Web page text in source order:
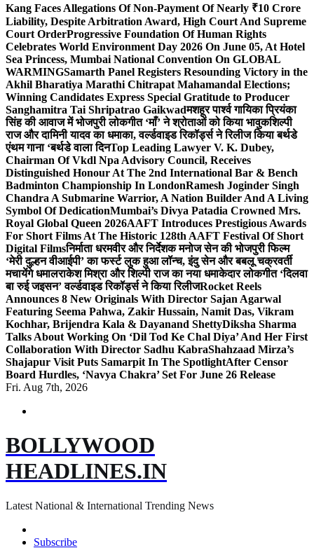
Kang Faces Allegations Of Non-Payment Of Nearly ₹10 Crore
Liability, Despite Arbitration Award, High Court And Supreme
Court OrderProgressive Foundation Of Human Rights
Celebrates World Environment Day 2026 On June 05, At Hotel
Sea Princess, Mumbai National Convention On GLOBAL
WARMINGSamarth Panel Registers Resounding Victory in the
Akhil Bharatiya Marathi Chitrapat Mahamandal Elections;
Winning Candidates Express Special Gratitude to Producer
Sanghamitra Tai Shripatrao Gaikwadमशहूर पार्श्व गायिका प्रियंका
सिंह की आवाज में भोजपुरी लोकगीत ‘माँ’ ने श्रोताओं को किया भावुकशिल्पी
राज और दामिनी यादव का धमाका, वर्ल्डवाइड रिकॉर्ड्स ने रिलीज किया बर्थडे
एंथम गाना ‘बर्थडे वाला दिनTop Leading Lawyer V. K. Dubey,
Chairman Of Vkdl Npa Advisory Council, Receives
Distinguished Honour At The 2nd International Bar & Bench
Badminton Championship In LondonRamesh Joginder Singh
Chandra A Submarine Warrior, A Nation Builder And A Living
Symbol Of DedicationMumbai’s Divya Patadia Crowned Mrs.
Royal Global Queen 2026AAFT Introduces Prestigious Awards
For Short Films At The Historic 128th AAFT Festival Of Short
Digital Filmsनिर्माता धरमवीर और निर्देशक मनोज सेन की भोजपुरी फिल्म
‘मेरी दुल्हन वीआईपी’ का फर्स्ट लुक हुआ लॉन्च, इंदु सेन और बबलू चक्रवर्ती
मचायेंगे धमालराकेश मिश्रा और शिल्पी राज का नया धमाकेदार लोकगीत ‘दिलवा
बा रुई जइसन’ वर्ल्डवाइड रिकॉर्ड्स ने किया रिलीजRocket Reels
Announces 8 New Originals With Director Sajan Agarwal
Featuring Seema Pahwa, Zakir Hussain, Namit Das, Vikram
Kochhar, Brijendra Kala & Dayanand ShettyDiksha Sharma
Talks About Working On ‘Dil Tod Ke Chal Diya’ And Her First
Collaboration With Director Sadhu KabraShahzaad Mirza’s
Shajapur Visit Puts Samarpit In The SpotlightAfter Censor
Board Hurdles, ‘Navya Chakra’ Set For June 26 Release
Fri. Aug 7th, 2026
BOLLYWOOD
HEADLINES.IN
Latest National & International Trending News
Subscribe